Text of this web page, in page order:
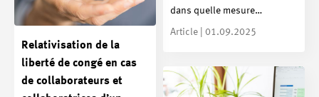
dans quelle mesure…
Article | 01.09.2025
Relativisation de la
liberté de congé en cas
de collaborateurs et